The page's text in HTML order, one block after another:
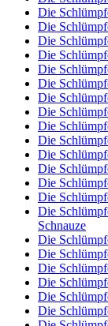
Die
Die
Die
Die
Die
Die
Die
Die
Die
Die
Die
Die
Die
Die
Die
Schnauze
Die
Die
Die
Die
Die
Die